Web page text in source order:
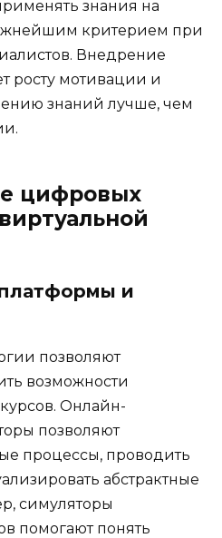
знания на
критерием при
Внедрение
росту мотивации и
знаний лучше, чем
цифровых
и
позволяют
возможности
Онлайн-
позволяют
процессы, проводить
абстрактные
симуляторы
помогают понять